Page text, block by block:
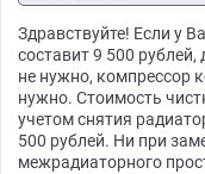
Здравствуйте! Если у
составит 9 500
не нужно, компрессор
нужно. Стоимость
учетом снятия
500 рублей. Ни при
межрадиаторного